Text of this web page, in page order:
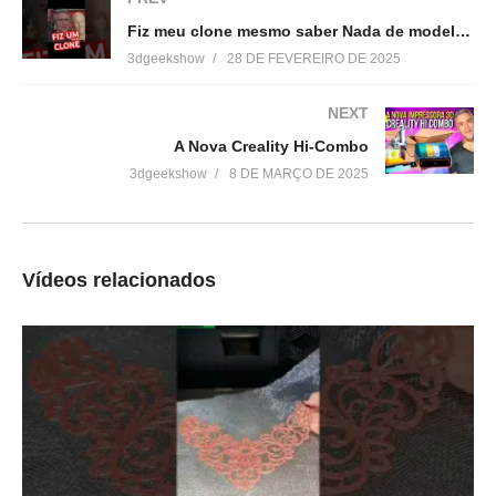
▶http://bit.ly/SejaMembro3DGS
Cursos indicados pelo 3DGeekShow
▶http://bit.ly/Cursos3DGS
Acesse:
Redes sociais (Instagram, Tiktok e Facebook):
▶ @3DGeekShow
Grupo no facebook
▶https://goo.gl/eXceJj
Fiz meu clone mesmo saber Nada de modelagem 3D
3dgeekshow 28 DE FEVEREIRO DE 2025
NEXT
A Nova Creality Hi-Combo
3dgeekshow 8 DE MARÇO DE 2025
Vídeos relacionados